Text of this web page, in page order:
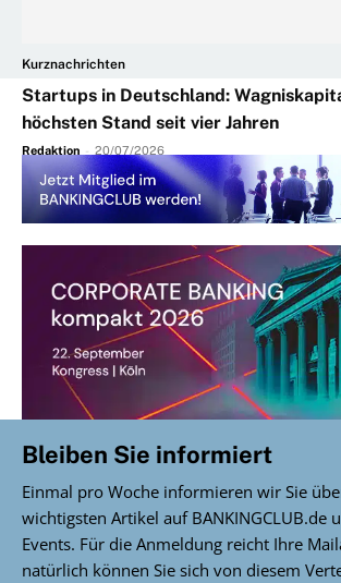
Kurznachrichten
Startups in Deutschland:
höchsten Stand seit vier Jahren
Redaktion - 20/07/2026
Bleiben Sie informiert
Einmal pro Woche informieren wir Sie
wichtigsten Artikel auf BANKINGCLUB.de
Events. Für die Anmeldung reicht Ihre
natürlich können Sie sich von diesem